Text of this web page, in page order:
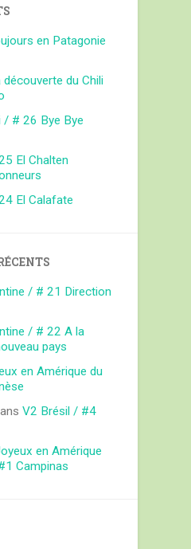
en Patagonie
du Chili
/ # 26 Bye Bye
El Chalten
El Calafate
/ # 21 Direction
/ # 22 A la
pays
en Amérique du
V2 Brésil / #4
en Amérique
Campinas